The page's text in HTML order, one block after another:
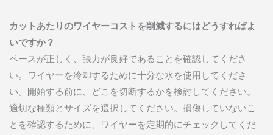
カットあたりのワイヤーコストを削減するにはどうすればよ
いですか？
ペースが正しく、張力が良好であることを確認してくださ
い。ワイヤーを冷却するために十分な水を使用してくださ
い。開始する前に、どこを切断するかを検討してください。
適切な種類とサイズを選択してください。損傷していないこ
とを確認するために、ワイヤーを定期的にチェックしてくだ